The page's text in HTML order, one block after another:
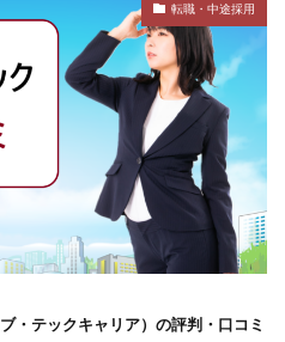
転職・中途採用
・テックキャリア）の評判・口コミ